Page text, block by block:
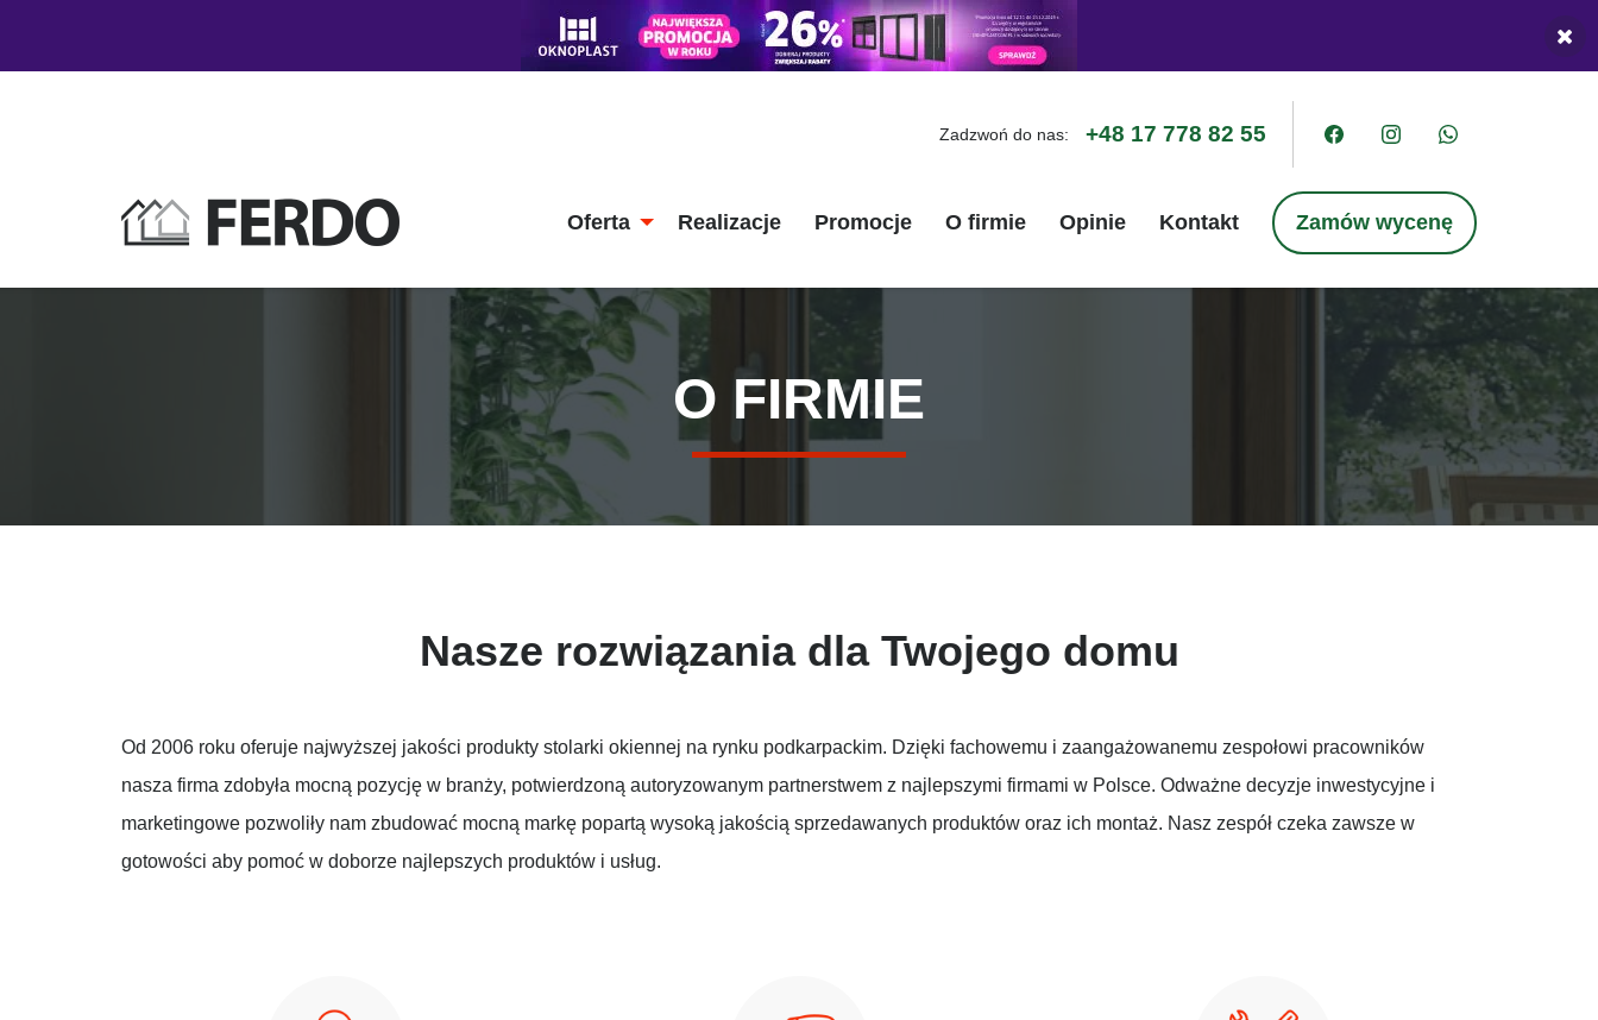
Zadzwoń do nas: +48 17 778 82 55
Oferta Realizacje Promocje O firmie Opinie Kontakt Zamów wycenę
O FIRMIE
Nasze rozwiązania dla Twojego domu
Od 2006 roku oferuje najwyższej jakości produkty stolarki okiennej na rynku podkarpackim. Dzięki fachowemu i zaangażowanemu zespołowi pracowników
nasza firma zdobyła mocną pozycję w branży, potwierdzoną autoryzowanym partnerstwem z najlepszymi firmami w Polsce. Odważne decyzje inwestycyjne i
marketingowe pozwoliły nam zbudować mocną markę popartą wysoką jakością sprzedawanych produktów oraz ich montaż. Nasz zespół czeka zawsze w
gotowości aby pomoć w doborze najlepszych produktów i usług.